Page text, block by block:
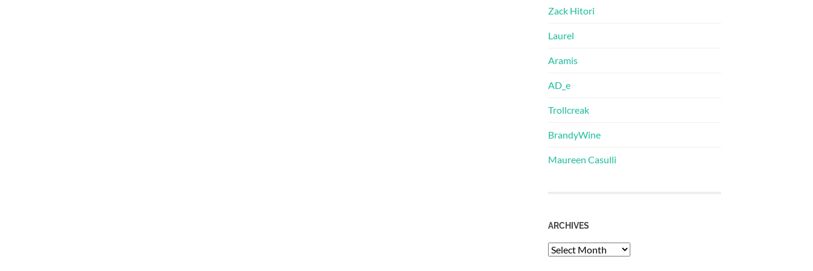
Zack Hitori
Laurel
Aramis
AD_e
Trollcreak
BrandyWine
Maureen Casulli
ARCHIVES
Archives